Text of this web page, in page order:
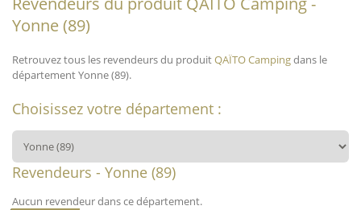
Yonne (89)
Retrouvez tous les revendeurs du produitQAÏTO Campingdans le
département Yonne (89).
Choisissez votre département :
Revendeurs - Yonne (89)
Aucun revendeur dans ce département.